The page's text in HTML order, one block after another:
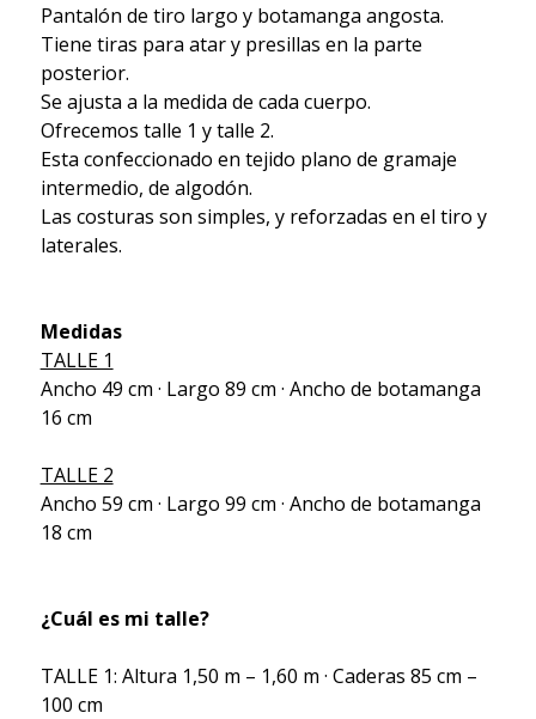
Pantalón de tiro largo y botamanga angosta.
Tiene tiras para atar y presillas en la parte
posterior.
Se ajusta a la medida de cada cuerpo.
Ofrecemos talle 1 y talle 2.
Esta confeccionado en tejido plano de gramaje
intermedio, de algodón.
Las costuras son simples, y reforzadas en el tiro y
laterales.
Medidas
TALLE 1
Ancho 49 cm · Largo 89 cm · Ancho de botamanga
16 cm
TALLE 2
Ancho 59 cm · Largo 99 cm · Ancho de botamanga
18 cm
¿Cuál es mi talle?
TALLE 1: Altura 1,50 m – 1,60 m · Caderas 85 cm –
100 cm